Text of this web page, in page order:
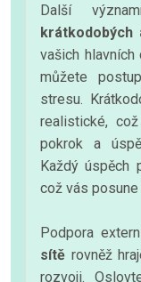
Další
krátkodobých
vašich
můžete
stresu.
realistické,
pokrok a
Každý úspěch
což vás
Podpora
sítě rovněž
rozvoji.